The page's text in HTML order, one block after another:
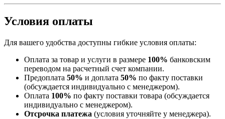
Условия оплаты
Для вашего удобства доступны гибкие условия оплаты:
Оплата за товар и услуги в размере 100% банковским
переводом на расчетный счет компании.
Предоплата 50% и доплата 50% по факту поставки
(обсуждается индивидуально с менеджером).
Оплата 100% по факту поставки товара (обсуждается
индивидуально с менеджером).
Отсрочка платежа (условия уточняйте у менеджера).